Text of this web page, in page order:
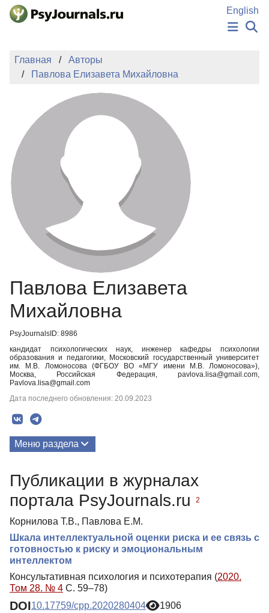
Перейти к основному содержанию
English
ИЗДАНИЯ
ПОДАТЬ РУКОПИСЬ
БАЗА ЗНАНИЙ
КЛЮЧЕВЫЕ СЛОВА
Регистрация
Главная
Авторы
Павлова Елизавета Михайловна
Павлова Елизавета
Михайловна
PsyJournalsID: 8986
кандидат психологических наук, инженер кафедры психологии
образования и педагогики, Московский государственный университет
им. М.В. Ломоносова (ФГБОУ ВО «МГУ имени М.В. Ломоносова»),
Москва, Российская Федерация, pavlova.lisa@gmail.com,
Pavlova.lisa@gmail.com
Дата последнего обновления: 20.09.2023
Меню раздела
Публикации в журналах
портала PsyJournals.ru
2
Корнилова Т.В., Павлова Е.М.
Шкала интеллектуальной оценки риска и ее связь с
готовностью к риску и эмоциональным
интеллектом
Консультативная психология и психотерапия (2020.
Том 28. № 4 С. 59–78)
DOI10.17759/cpp.2020280404 1906